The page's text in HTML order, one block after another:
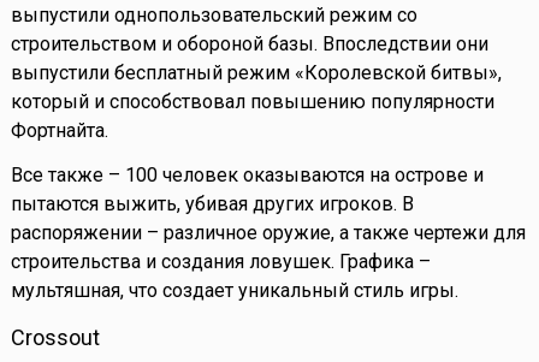
выпустили однопользовательский режим со
строительством и обороной базы. Впоследствии они
выпустили бесплатный режим «Королевской битвы»,
который и способствовал повышению популярности
Фортнайта.
Все также – 100 человек оказываются на острове и
пытаются выжить, убивая других игроков. В
распоряжении – различное оружие, а также чертежи для
строительства и создания ловушек. Графика –
мультяшная, что создает уникальный стиль игры.
Crossout